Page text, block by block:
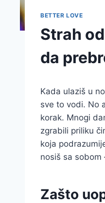
BETTER LOVE
Strah
da
Kada ulaziš u
sve to vodi. No
korak. Mnogi
zgrabili priliku
koja
nosiš sa
Zašto